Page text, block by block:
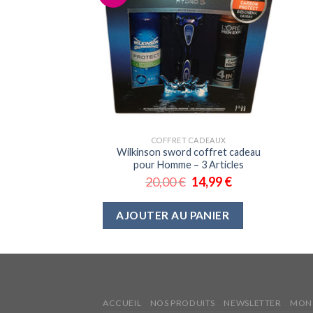
COFFRET CADEAUX
Wilkinson sword coffret cadeau
pour Homme – 3 Articles
20,00€ 14,99€
AJOUTER AU PANIER
ACCUEIL NOS PRODUITS NEWSLETTER